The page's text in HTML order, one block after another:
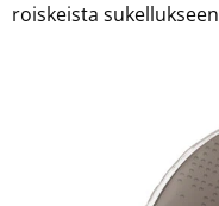
roiskeista